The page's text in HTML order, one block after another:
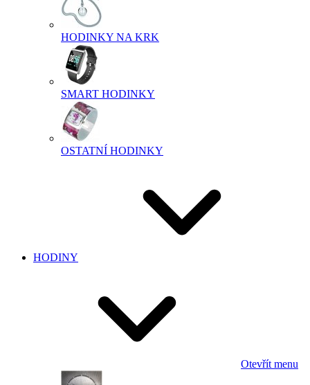
HODINKY NA KRK
SMART HODINKY
OSTATNÍ HODINKY
HODINY
Otevřít menu